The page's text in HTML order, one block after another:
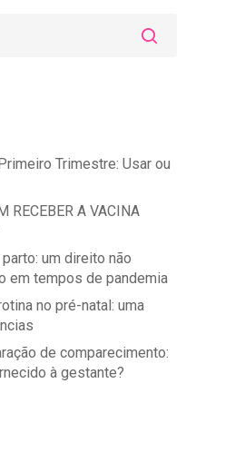
Trimestre: Usar ou
RECEBER A VACINA
um direito não
em tempos de pandemia
no pré-natal: uma
de comparecimento:
à gestante?